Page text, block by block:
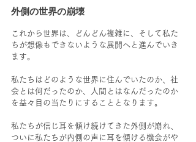
外側の世界の崩壊
これから世界は、どんどん複雑に、そして私た
ちが想像もできないような展開へと進んでいき
ます。
私たちはどのような世界に住んでいたのか、社
会とは何だったのか、人間とはなんだったのか
を益々目の当たりにすることとなります。
私たちが信じ耳を傾け続けてきた外側が崩れ、
ついに私たちが内側の声に耳を傾ける機会がや